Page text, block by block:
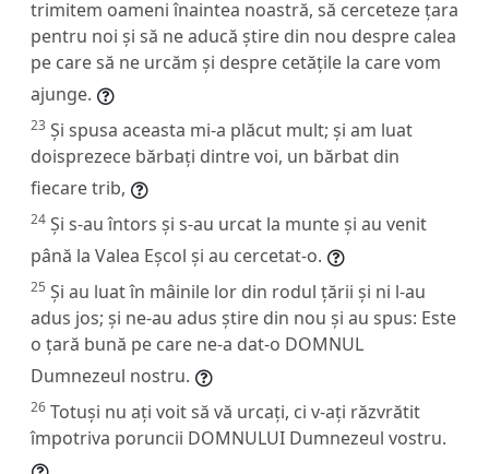
trimitem oameni înaintea noastră, să cerceteze țara
pentru noi și să ne aducă știre din nou despre calea
pe care să ne urcăm și despre cetățile la care vom
ajunge.
23 Și spusa aceasta mi-a plăcut mult; și am luat
doisprezece bărbați dintre voi, un bărbat din
fiecare trib,
24 Și s-au întors și s-au urcat la munte și au venit
până la Valea Eșcol și au cercetat-o.
25 Și au luat în mâinile lor din rodul țării și ni l-au
adus jos; și ne-au adus știre din nou și au spus: Este
o țară bună pe care ne-a dat-o DOMNUL
Dumnezeul nostru.
26 Totuși nu ați voit să vă urcați, ci v-ați răzvrătit
împotriva poruncii DOMNULUI Dumnezeul vostru.